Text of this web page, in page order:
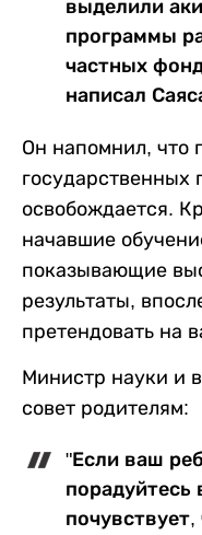
выделили
программы
частных
написал
Он напомнил, что
государственных
освобождается.
начавшие
показывающие
результаты,
претендовать на
Министр науки и
совет родителям:
"Если ваш
порадуйтесь
почувствует,